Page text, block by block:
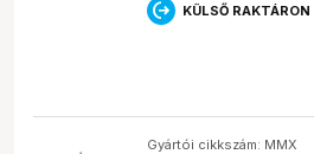
KÜLSŐ
Gyártói cikkszám: MMX